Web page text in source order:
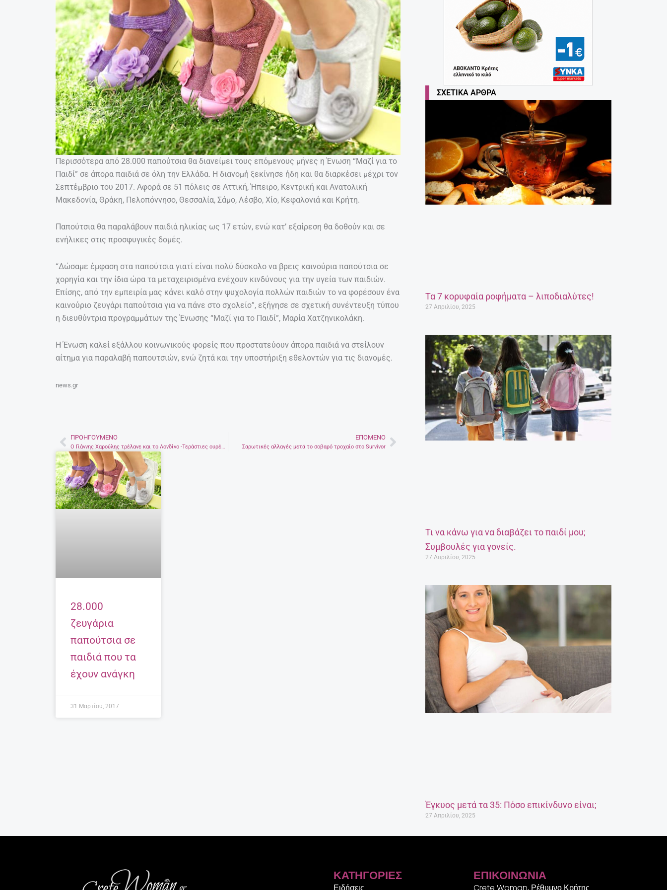
Περισσότερα από 28.000 παπούτσια θα διανείμει τους επόμενους μήνες η Ένωση “Μαζί για το
Παιδί” σε άπορα παιδιά σε όλη την Ελλάδα. Η διανομή ξεκίνησε ήδη και θα διαρκέσει μέχρι τον
Σεπτέμβριο του 2017. Αφορά σε 51 πόλεις σε Αττική, Ήπειρο, Κεντρική και Ανατολική
Μακεδονία, Θράκη, Πελοπόννησο, Θεσσαλία, Σάμο, Λέσβο, Χίο, Κεφαλονιά και Κρήτη.
Παπούτσια θα παραλάβουν παιδιά ηλικίας ως 17 ετών, ενώ κατ’ εξαίρεση θα δοθούν και σε
ενήλικες στις προσφυγικές δομές.
“Δώσαμε έμφαση στα παπούτσια γιατί είναι πολύ δύσκολο να βρεις καινούρια παπούτσια σε
χορηγία και την ίδια ώρα τα μεταχειρισμένα ενέχουν κινδύνους για την υγεία των παιδιών.
Επίσης, από την εμπειρία μας κάνει καλό στην ψυχολογία πολλών παιδιών το να φορέσουν ένα
καινούριο ζευγάρι παπούτσια για να πάνε στο σχολείο”, εξήγησε σε σχετική συνέντευξη τύπου
η διευθύντρια προγραμμάτων της Ένωσης “Μαζί για το Παιδί”, Μαρία Χατζηνικολάκη.
Η Ένωση καλεί εξάλλου κοινωνικούς φορείς που προστατεύουν άπορα παιδιά να στείλουν
αίτημα για παραλαβή παπουτσιών, ενώ ζητά και την υποστήριξη εθελοντών για τις διανομές.
news.gr
Prev
ΠΡΟΗΓΟΎΜΕΝΟ
Ο Γιάννης Χαρούλης τρέλανε και το Λονδίνο -Τεράστιες ουρές αναμονής για τη συναυλία Φωτογραφίες
ΕΠΌΜΕΝΟ
Σαρωτικές αλλαγές μετά το σοβαρό τροχαίο στο SurvivorNext
28.000
ζευγάρια
παπούτσια σε
παιδιά που τα
έχουν ανάγκη
31 Μαρτίου, 2017
ΣΧΕΤΙΚΆ ΆΡΘΡΑ
Τα 7 κορυφαία ροφήματα – λιποδιαλύτες!
27 Απριλίου, 2025
Τι να κάνω για να διαβάζει το παιδί μου;
Συμβουλές για γονείς.
27 Απριλίου, 2025
Έγκυος μετά τα 35: Πόσο επικίνδυνο είναι;
27 Απριλίου, 2025
ΚΑΤΗΓΟΡΊΕΣ ΕΠΙΚΟΙΝΩΝΊΑ